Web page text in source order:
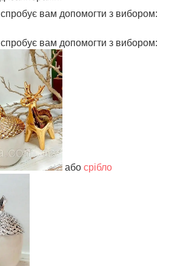
вам допомогти з вибором:
вам допомогти з вибором:
або срібло